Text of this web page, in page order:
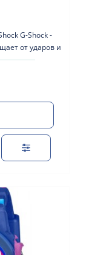
G-Shock -
от ударов и
..